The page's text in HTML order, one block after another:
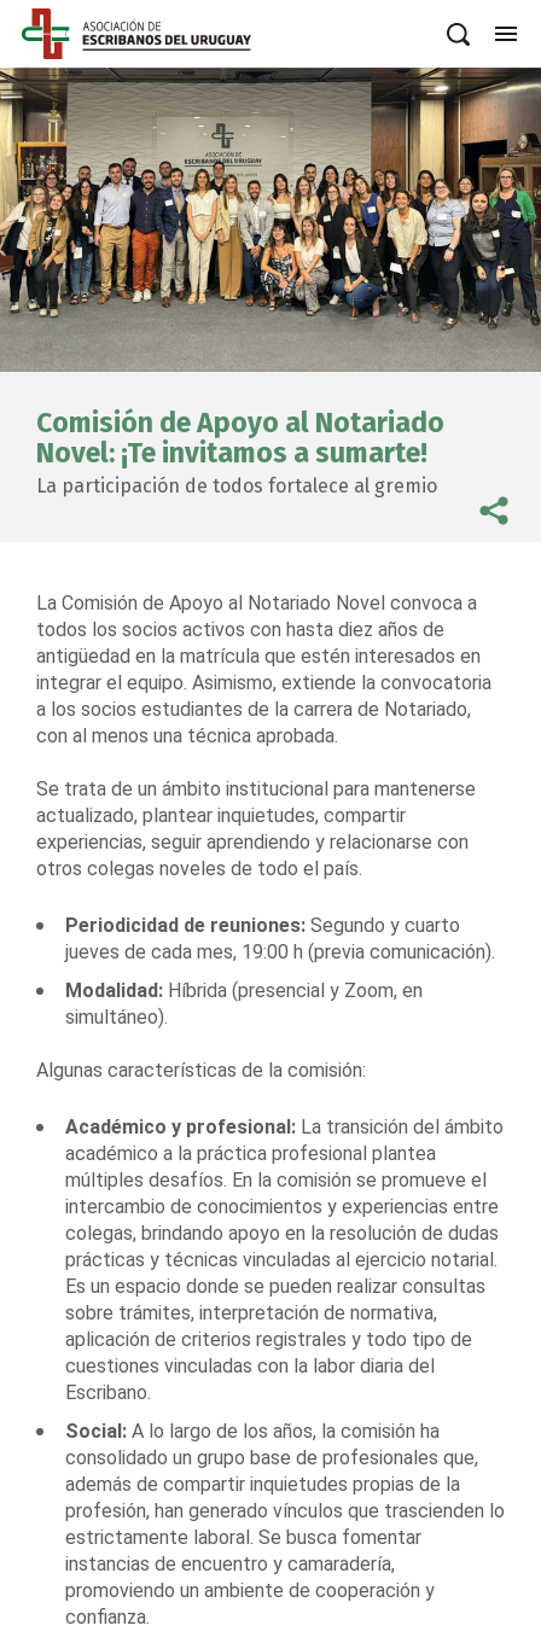
Comisión de Apoyo al Notariado
Novel: ¡Te invitamos a sumarte!
La participación de todos fortalece al gremio
La Comisión de Apoyo al Notariado Novel convoca a
todos los socios activos con hasta diez años de
antigüedad en la matrícula que estén interesados en
integrar el equipo. Asimismo, extiende la convocatoria
a los socios estudiantes de la carrera de Notariado,
con al menos una técnica aprobada.
Se trata de un ámbito institucional para mantenerse
actualizado, plantear inquietudes, compartir
experiencias, seguir aprendiendo y relacionarse con
otros colegas noveles de todo el país.
Periodicidad de reuniones: Segundo y cuarto
jueves de cada mes, 19:00 h (previa comunicación).
Modalidad: Híbrida (presencial y Zoom, en
simultáneo).
Algunas características de la comisión:
Académico y profesional: La transición del ámbito
académico a la práctica profesional plantea
múltiples desafíos. En la comisión se promueve el
intercambio de conocimientos y experiencias entre
colegas, brindando apoyo en la resolución de dudas
prácticas y técnicas vinculadas al ejercicio notarial.
Es un espacio donde se pueden realizar consultas
sobre trámites, interpretación de normativa,
aplicación de criterios registrales y todo tipo de
cuestiones vinculadas con la labor diaria del
Escribano.
Social: A lo largo de los años, la comisión ha
consolidado un grupo base de profesionales que,
además de compartir inquietudes propias de la
profesión, han generado vínculos que trascienden lo
estrictamente laboral. Se busca fomentar
instancias de encuentro y camaradería,
promoviendo un ambiente de cooperación y
confianza.